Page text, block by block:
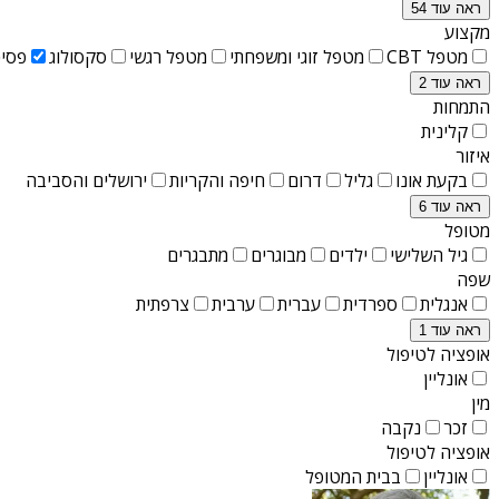
ראה עוד 54
מקצוע
מטפל CBT
מטפל זוגי ומשפחתי מטפל רגשי סקסולוג
ראה עוד 2
התמחות
קלינית
איזור
בקעת אונו
גליל דרום חיפה והקריות ירושלים והסביבה
ראה עוד 6
מטופל
גיל השלישי
ילדים מבוגרים
מתבגרים
שפה
אנגלית
ספרדית עברית ערבית צרפתית
ראה עוד 1
אופציה לטיפול
אונליין
מין
זכר
נקבה
אופציה לטיפול
אונליין
בבית המטופל